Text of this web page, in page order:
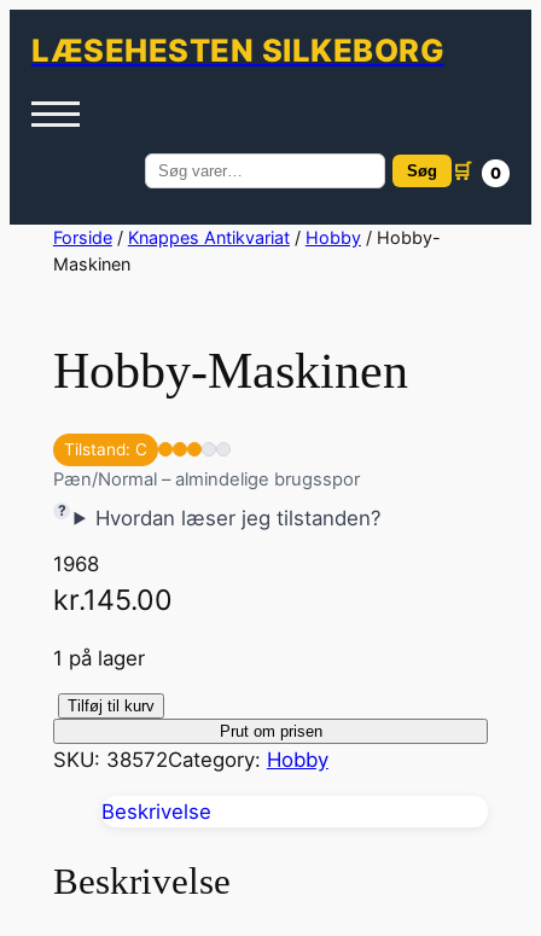
LÆSEHESTEN SILKEBORG
Søg
Søg 🛒 0
SpringForside/ Knappes Antikvariat/ Hobby/ Hobby-
Maskinen
Hobby-Maskinen
Tilstand: C
Pæn/Normal – almindelige brugsspor
Hvordan læser jeg tilstanden?
1968
kr.145.00
1 på lager
o
b
-
M
Tilføj til kurv
Prut om prisen
SKU: 38572Category: Hobby
Beskrivelse
Beskrivelse